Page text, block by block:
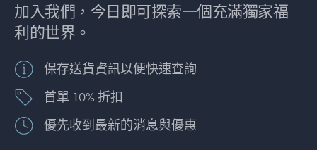
加入我們，今日即可探索一個充滿獨家福
利的世界。
保存送貨資訊以便快速查詢
首單 10% 折扣
優先收到最新的消息與優惠